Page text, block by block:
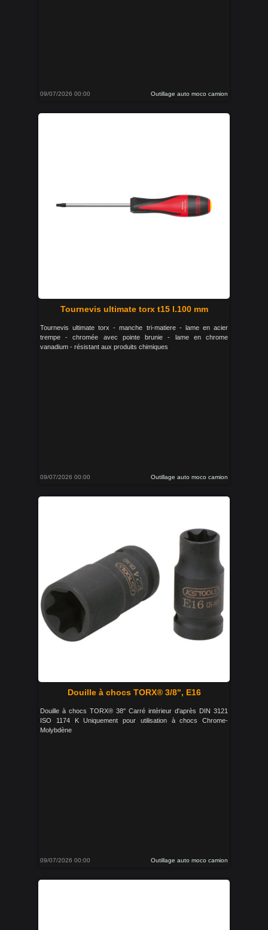
09/07/2026 00:00 Outillage auto moco camion
Tournevis ultimate torx t15 l.100 mm
Tournevis ultimate torx - manche tri-matiere - lame en acier
trempe - chromée avec pointe brunie - lame en chrome
vanadium - résistant aux produits chimiques
09/07/2026 00:00 Outillage auto moco camion
Douille à chocs TORX® 3/8", E16
Douille à chocs TORX® 38'' Carré intérieur d'après DIN 3121
ISO 1174 K Uniquement pour utilisation à chocs Chrome-
Molybdène
09/07/2026 00:00 Outillage auto moco camion